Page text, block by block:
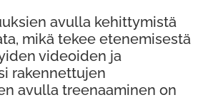
avulla kehittymistä
mikä tekee etenemisestä
videoiden ja
rakennettujen
avulla treenaaminen on